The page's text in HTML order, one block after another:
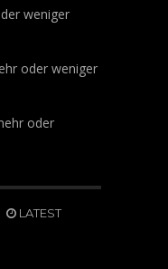
weniger
oder weniger
oder
LATEST